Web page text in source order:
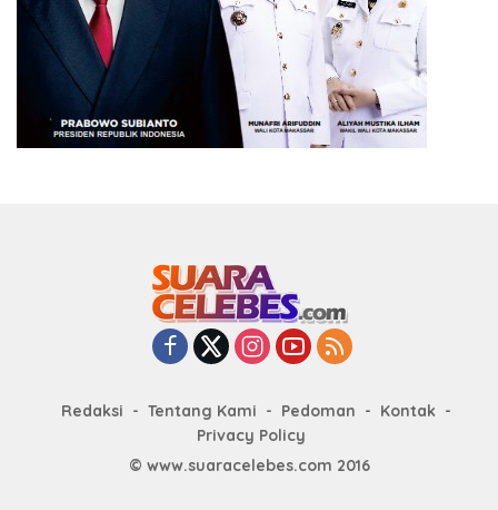
Redaksi Tentang Kami Pedoman
Kontak
Privacy Policy
© www.suaracelebes.com 2016